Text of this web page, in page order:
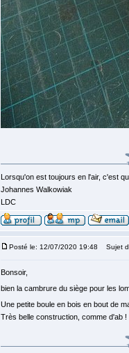
Lorsqu'on est toujours en l'air, c'est
Johannes Walkowiak
LDC
Posté le: 12/07/2020 19:48 Sujet
Bonsoir,
bien la cambrure du siège pour les
Une petite boule en bois en bout de
Très belle construction, comme d'ab !